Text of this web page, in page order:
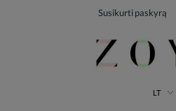
Susikurti paskyrą
LT